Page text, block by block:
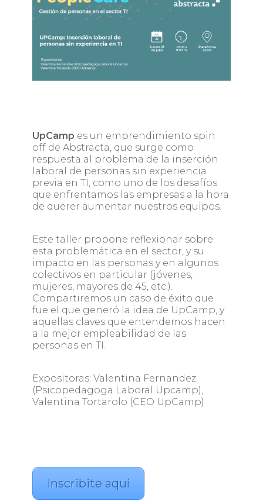
UpCamp es un emprendimiento spin
off de Abstracta, que surge como
respuesta al problema de la inserción
laboral de personas sin experiencia
previa en TI, como uno de los desafíos
que enfrentamos las empresas a la hora
de querer aumentar nuestros equipos.
Este taller propone reflexionar sobre
esta problemática en el sector, y su
impacto en las personas y en algunos
colectivos en particular (jóvenes,
mujeres, mayores de 45, etc.).
Compartiremos un caso de éxito que
fue el que generó la idea de UpCamp, y
aquellas claves que entendemos hacen
a la mejor empleabilidad de las
personas en TI.
Expositoras: Valentina Fernandez
(Psicopedagoga Laboral Upcamp),
Valentina Tortarolo (CEO UpCamp)
Inscribite aquí